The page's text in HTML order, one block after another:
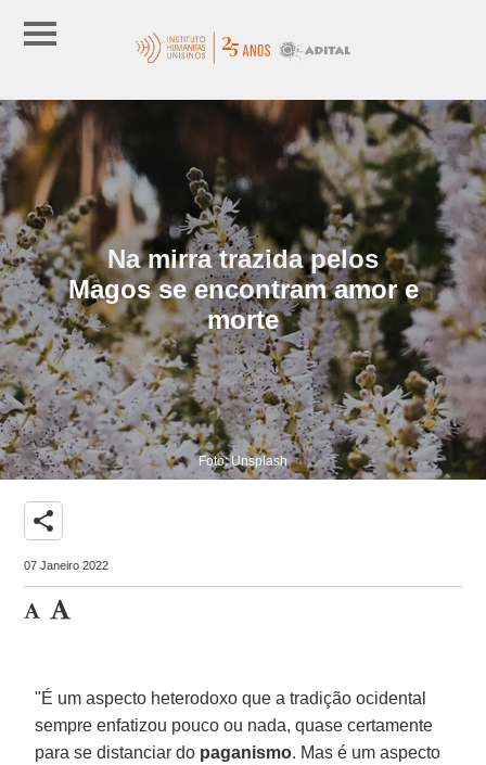
Na mirra trazida pelos
Magos se encontram amor e
morte
Foto: Unsplash
share
07 Janeiro 2022
"É um aspecto heterodoxo que a tradição ocidental
sempre enfatizou pouco ou nada, quase certamente
para se distanciar do paganismo. Mas é um aspecto